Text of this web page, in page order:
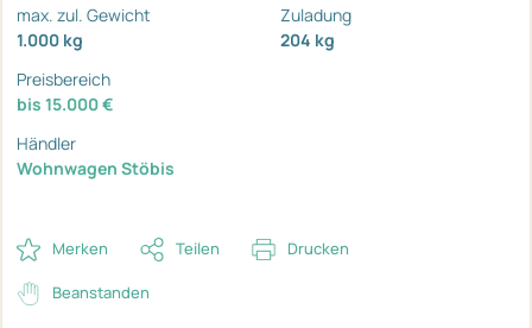
max. zul. Gewicht
1.000 kg
Zuladung
204 kg
Preisbereich
bis 15.000 €
Händler
Wohnwagen Stöbis
Merken Teilen Drucken
Beanstanden